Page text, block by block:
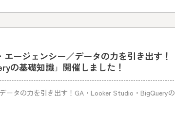
ージェンシー／データの力を引き出す！
の基礎知識」開催しました！
ータの力を引き出す！GA・Looker Studio・BigQueryの